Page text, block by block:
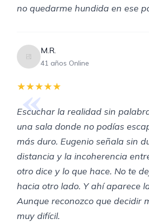
no quedarme hundida en ese
M.R.
41 años Online
«
★★★★★
Escuchar la realidad sin
una sala donde no podías
más duro. Eugenio señala sin
distancia y la incoherencia
otro dice y lo que hace. No te
hacia otro lado. Y ahí aparece
Aunque reconozco que decidir
muy difícil.